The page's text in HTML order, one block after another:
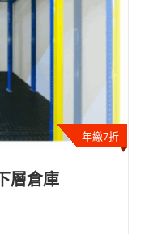
年繳7折
層倉庫